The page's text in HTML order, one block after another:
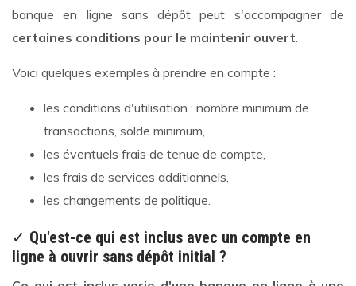
banque en ligne sans dépôt peut s'accompagner de
certaines conditions pour le maintenir ouvert
Voici quelques exemples à prendre en compte :
les conditions d'utilisation : nombre minimum de
transactions, solde minimum,
les éventuels frais de tenue de compte,
les frais de services additionnels,
les changements de politique.
✓ Qu'est-ce qui est inclus avec un compte en
ligne à ouvrir sans dépôt initial ?